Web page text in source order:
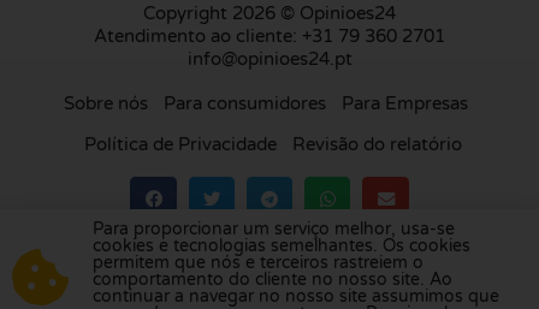
Copyright 2026 © Opinioes24
Atendimento ao cliente: +31 79 360 2701
info@opinioes24.pt
Sobre nós Para consumidores
Para Empresas
Política de Privacidade
Revisão do relatório
Visite a nossa plataforma de avaliações na
Holanda,Reino Unido, França,Alemanha,
Para proporcionar um serviço melhor, usa-se
cookies e tecnologias semelhantes. Os cookies
permitem que nós e terceiros rastreiem o
comportamento do cliente no nosso site. Ao
continuar a navegar no nosso site assumimos que